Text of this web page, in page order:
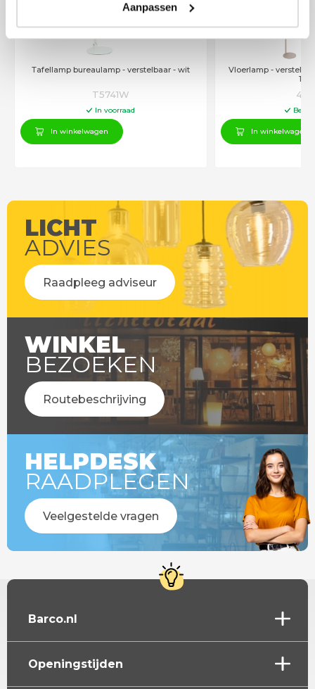
Aanpassen
Tafellamp bureaulamp - verstelbaar - wit
T5741W
In voorraad
In winkelwagen
Vloerlamp -
In winkelwagen
LICHT
ADVIES
Raadpleeg adviseur
WINKEL
BEZOEKEN
Routebeschrijving
HELPDESK
RAADPLEGEN
Veelgestelde vragen
Barco.nl
Openingstijden